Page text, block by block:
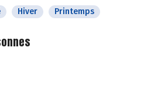
Hiver Printemps